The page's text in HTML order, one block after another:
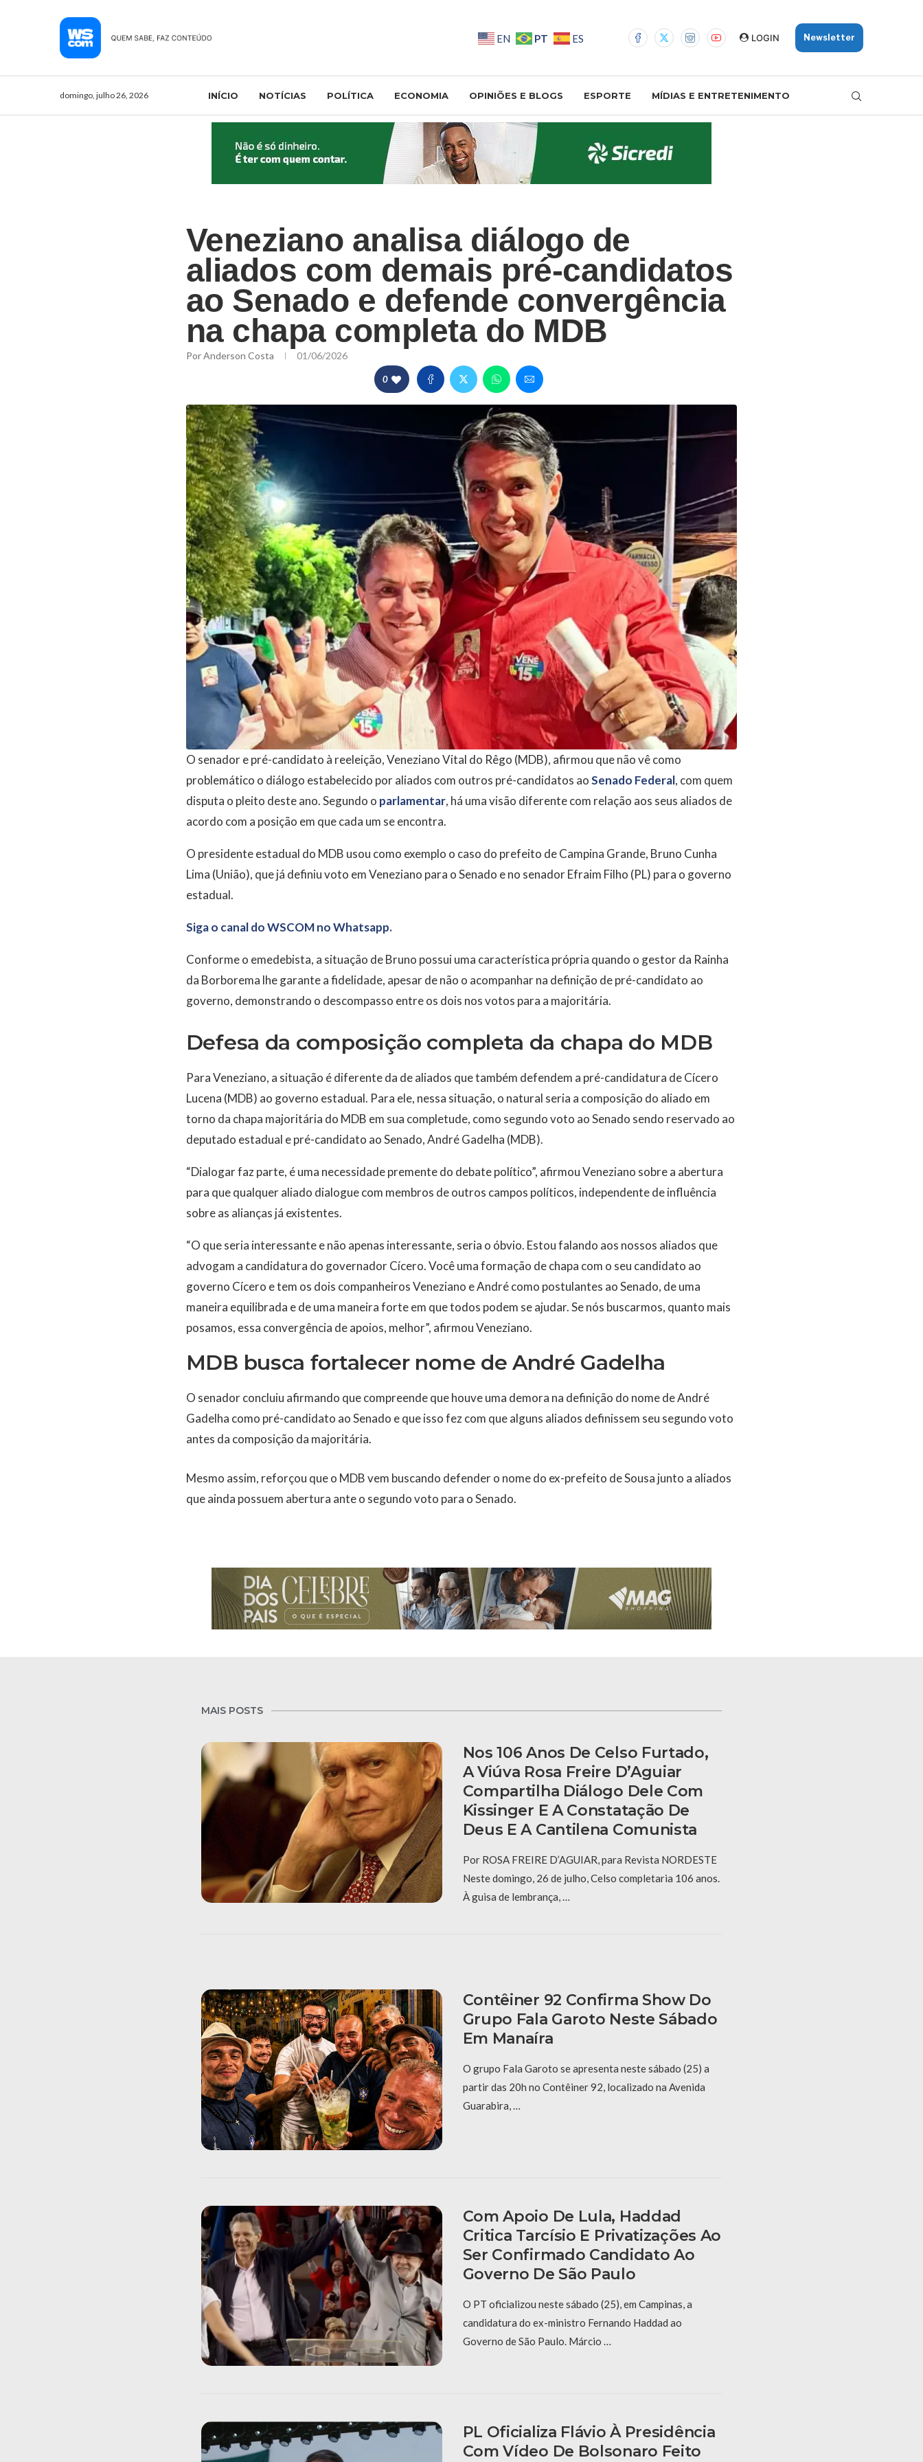
EN PT ES LOGIN Newsletter
domingo, julho 26, 2026 INÍCIO NOTÍCIAS POLÍTICA ECONOMIA OPINIÕES E BLOGS ESPORTE MÍDIAS E ENTRETENIMENTO
Veneziano analisa diálogo de
aliados com demais pré-candidatos
ao Senado e defende convergência
na chapa completa do MDB
PorAnderson Costa 01/06/2026
0
O senador e pré-candidato à reeleição, Veneziano Vital do Rêgo (MDB), afirmou que não vê como
problemático o diálogo estabelecido por aliados com outros pré-candidatos aoSenado Federal, com quem
disputa o pleito deste ano. Segundo o parlamentar, há uma visão diferente com relação aos seus aliados de
acordo com a posição em que cada um se encontra.
O presidente estadual do MDB usou como exemplo o caso do prefeito de Campina Grande, Bruno Cunha
Lima (União), que já definiu voto em Veneziano para o Senado e no senador Efraim Filho (PL) para o governo
estadual.
Siga o canal do WSCOM no Whatsapp.
Conforme o emedebista, a situação de Bruno possui uma característica própria quando o gestor da Rainha
da Borborema lhe garante a fidelidade, apesar de não o acompanhar na definição de pré-candidato ao
governo, demonstrando o descompasso entre os dois nos votos para a majoritária.
Defesa da composição completa da chapa do MDB
Para Veneziano, a situação é diferente da de aliados que também defendem a pré-candidatura de Cícero
Lucena (MDB) ao governo estadual. Para ele, nessa situação, o natural seria a composição do aliado em
torno da chapa majoritária do MDB em sua completude, como segundo voto ao Senado sendo reservado ao
deputado estadual e pré-candidato ao Senado, André Gadelha (MDB).
“Dialogar faz parte, é uma necessidade premente do debate político”, afirmou Veneziano sobre a abertura
para que qualquer aliado dialogue com membros de outros campos políticos, independente de influência
sobre as alianças já existentes.
“O que seria interessante e não apenas interessante, seria o óbvio. Estou falando aos nossos aliados que
advogam a candidatura do governador Cícero. Você uma formação de chapa com o seu candidato ao
governo Cícero e tem os dois companheiros Veneziano e André como postulantes ao Senado, de uma
maneira equilibrada e de uma maneira forte em que todos podem se ajudar. Se nós buscarmos, quanto mais
posamos, essa convergência de apoios, melhor”, afirmou Veneziano.
MDB busca fortalecer nome de André Gadelha
O senador concluiu afirmando que compreende que houve uma demora na definição do nome de André
Gadelha como pré-candidato ao Senado e que isso fez com que alguns aliados definissem seu segundo voto
antes da composição da majoritária.
Mesmo assim, reforçou que o MDB vem buscando defender o nome do ex-prefeito de Sousa junto a aliados
que ainda possuem abertura ante o segundo voto para o Senado.
MAIS POSTS
Nos 106 Anos De Celso Furtado,
A Viúva Rosa Freire D’Aguiar
Compartilha Diálogo Dele Com
Kissinger E A Constatação De
Deus E A Cantilena Comunista
Por ROSA FREIRE D’AGUIAR, para Revista NORDESTE
Neste domingo, 26 de julho, Celso completaria 106 anos.
À guisa de lembrança, …
Contêiner 92 Confirma Show Do
Grupo Fala Garoto Neste Sábado
Em Manaíra
O grupo Fala Garoto se apresenta neste sábado (25) a
partir das 20h no Contêiner 92, localizado na Avenida
Guarabira, …
Com Apoio De Lula, Haddad
Critica Tarcísio E Privatizações Ao
Ser Confirmado Candidato Ao
Governo De São Paulo
O PT oficializou neste sábado (25), em Campinas, a
candidatura do ex-ministro Fernando Haddad ao
Governo de São Paulo. Márcio …
PL Oficializa Flávio À Presidência
Com Vídeo De Bolsonaro Feito